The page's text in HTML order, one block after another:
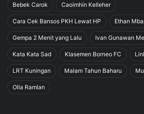
Bebek Carok Caoimhín Kelleher
Cara Cek Bansos PKH Lewat HP Ethan
Gempa 2 Menit yang Lalu Ivan Gunawan
Kata Kata Sad Klasemen Borneo FC
LRT Kuningan Malam Tahun Baharu
Olla Ramlan